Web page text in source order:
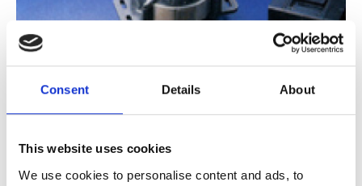
Consent Details About
This website uses cookies
We use cookies to personalise content and ads, to